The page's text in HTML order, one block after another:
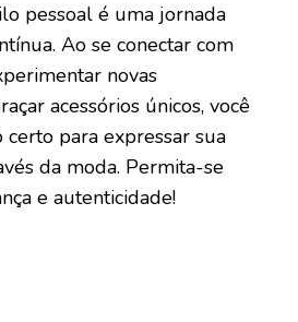
pessoal é uma jornada
Ao se conectar com
novas
acessórios únicos, você
certo para expressar sua
da moda. Permita-se
e autenticidade!